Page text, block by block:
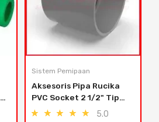
Sistem Pemipaan
Aksesoris Pipa Rucika
PVC Socket 2 1/2" Tipe
D
5.0